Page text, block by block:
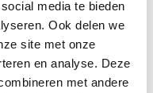
media te bieden
Ook delen we
site met onze
en analyse. Deze
met andere